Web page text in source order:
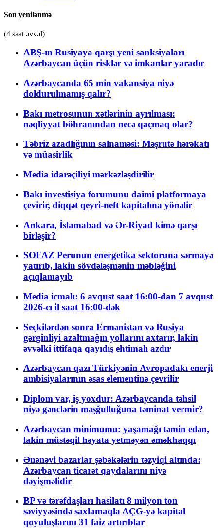
Son yenilənmə
(4 saat əvvəl)
ABŞ-ın Rusiyaya qarşı yeni sanksiyaları
Azərbaycan üçün risklər və imkanlar yaradır
Azərbaycanda 65 min vakansiya niyə
doldurulmamış qalır?
Bakı metrosunun xətlərinin ayrılması:
nəqliyyat böhranından necə qaçmaq olar?
Təbriz azadlığının salnaməsi: Məşrutə hərəkatı
və müasirlik
Media idarəçiliyi mərkəzləşdirilir
Bakı investisiya forumunu daimi platformaya
çevirir, diqqət qeyri-neft kapitalına yönəlir
Ankara, İslamabad və Ər-Riyad kimə qarşı
birləşir?
SOFAZ Perunun energetika sektoruna sərmayə
yatırıb, lakin sövdələşmənin məbləğini
açıqlamayıb
Media icmalı: 6 avqust saat 16:00-dan 7 avqust
2026-cı il saat 16:00-dək
Seçkilərdən sonra Ermənistan və Rusiya
gərginliyi azaltmağın yollarını axtarır, lakin
əvvəlki ittifaqa qayıdış ehtimalı azdır
Azərbaycan qazı Türkiyənin Avropadakı enerji
ambisiyalarının əsas elementinə çevrilir
Diplom var, iş yoxdur: Azərbaycanda təhsil
niyə gənclərin məşğulluğuna təminat vermir?
Azərbaycan minimumu: yaşamağı təmin edən,
lakin müstəqil həyata yetməyən əməkhaqqı
Ənənəvi bazarlar şəbəkələrin təzyiqi altında:
Azərbaycan ticarət qaydalarını niyə
dəyişməlidir
BP və tərəfdaşları hasilatı 8 milyon ton
səviyyəsində saxlamaqla AÇG-yə kapital
qoyuluşlarını 31 faiz artırıblar